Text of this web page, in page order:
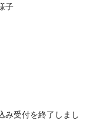
子
み受付を終了しまし